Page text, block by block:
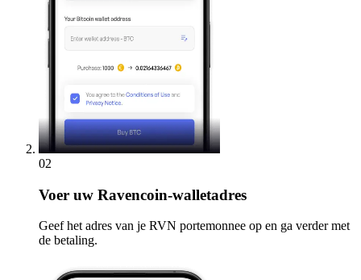
02
Voer uw Ravencoin-walletadres
Geef het adres van je RVN portemonnee op en ga verder met
de betaling.